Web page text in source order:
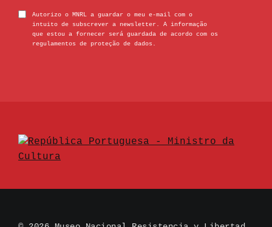
Autorizo o MNRL a guardar o meu e-mail com o
intuito de subscrever a newsletter. A informação
que estou a fornecer será guardada de acordo com os
regulamentos de proteção de dados.